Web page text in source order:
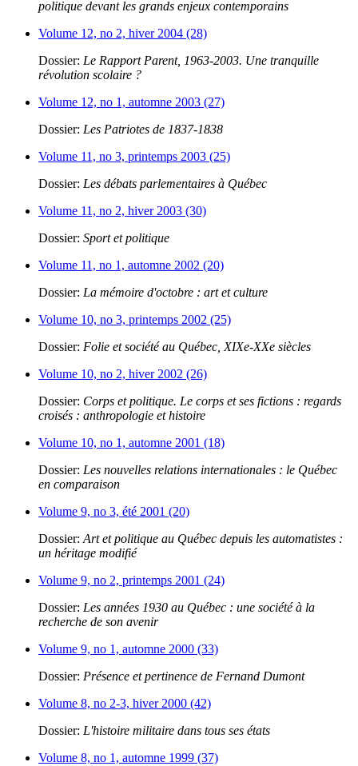
politique devant les grands enjeux contemporains
Volume 12, no 2, hiver 2004 (28)
Dossier: Le Rapport Parent, 1963-2003. Une tranquille
révolution scolaire ?
Volume 12, no 1, automne 2003 (27)
Dossier: Les Patriotes de 1837-1838
Volume 11, no 3, printemps 2003 (25)
Dossier: Les débats parlementaires à Québec
Volume 11, no 2, hiver 2003 (30)
Dossier: Sport et politique
Volume 11, no 1, automne 2002 (20)
Dossier: La mémoire d'octobre : art et culture
Volume 10, no 3, printemps 2002 (25)
Dossier: Folie et société au Québec, XIXe-XXe siècles
Volume 10, no 2, hiver 2002 (26)
Dossier: Corps et politique. Le corps et ses fictions : regards
croisés : anthropologie et histoire
Volume 10, no 1, automne 2001 (18)
Dossier: Les nouvelles relations internationales : le Québec
en comparaison
Volume 9, no 3, été 2001 (20)
Dossier: Art et politique au Québec depuis les automatistes :
un héritage modifié
Volume 9, no 2, printemps 2001 (24)
Dossier: Les années 1930 au Québec : une société à la
recherche de son avenir
Volume 9, no 1, automne 2000 (33)
Dossier: Présence et pertinence de Fernand Dumont
Volume 8, no 2-3, hiver 2000 (42)
Dossier: L'histoire militaire dans tous ses états
Volume 8, no 1, automne 1999 (37)